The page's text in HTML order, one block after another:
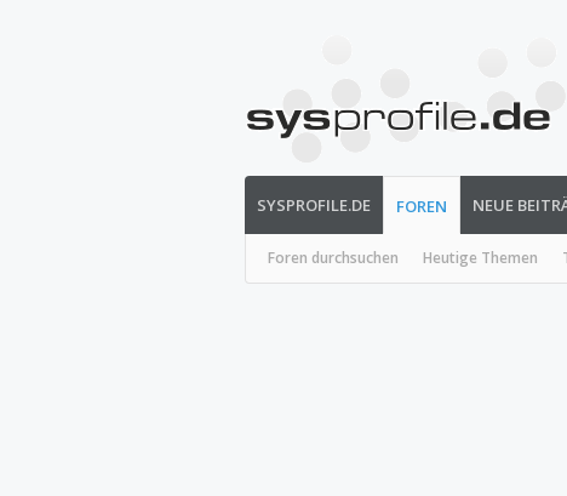
SYSPROFILE.DE FOREN
Foren durchsuchen Heutige Themen
NEUE